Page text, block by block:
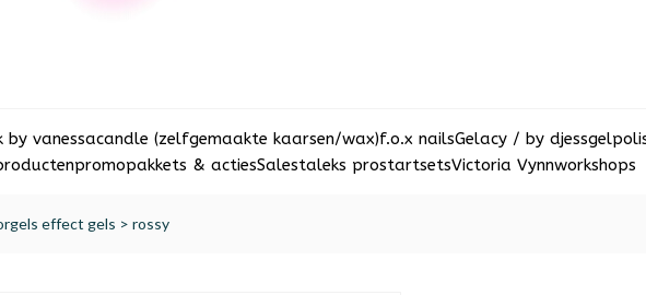
by vanessacandle (zelfgemaakte kaarsen/wax)f.o.x nailsGelacy / by djess
promopakkets & actiesSalestaleks prostartsetsVictoria Vynnworkshops
effect gels > rossy